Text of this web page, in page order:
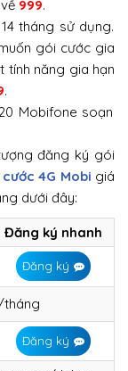
999.
tháng sử dụng.
gói cước gia
tính năng gia hạn
.
Mobifone soạn
đăng ký gói
4G Mobi giá
dưới đây:
Đăng ký nhanh
Đăng ký
Đăng ký